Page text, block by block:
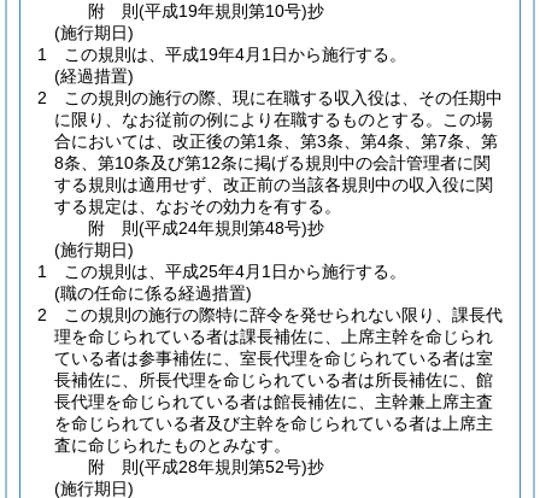
附 則(平成19年規則第10号)抄
(施行期日)
1
この規則は、平成19年4月1日から施行する。
(経過措置)
2
この規則の施行の際、現に在職する収入役は、その任期中
に限り、なお従前の例により在職するものとする。
この場
合においては、改正後の第1条、第3条、第4条、第7条、第
8条、第10条及び第12条に掲げる規則中の会計管理者に関
する規則は適用せず、改正前の当該各規則中の収入役に関
する規定は、なおその効力を有する。
附 則(平成24年規則第48号)抄
(施行期日)
1
この規則は、平成25年4月1日から施行する。
(職の任命に係る経過措置)
2
この規則の施行の際特に辞令を発せられない限り、課長代
理を命じられている者は課長補佐に、上席主幹を命じられ
ている者は参事補佐に、室長代理を命じられている者は室
長補佐に、所長代理を命じられている者は所長補佐に、館
長代理を命じられている者は館長補佐に、主幹兼上席主査
を命じられている者及び主幹を命じられている者は上席主
査に命じられたものとみなす。
附 則(平成28年規則第52号)抄
(施行期日)